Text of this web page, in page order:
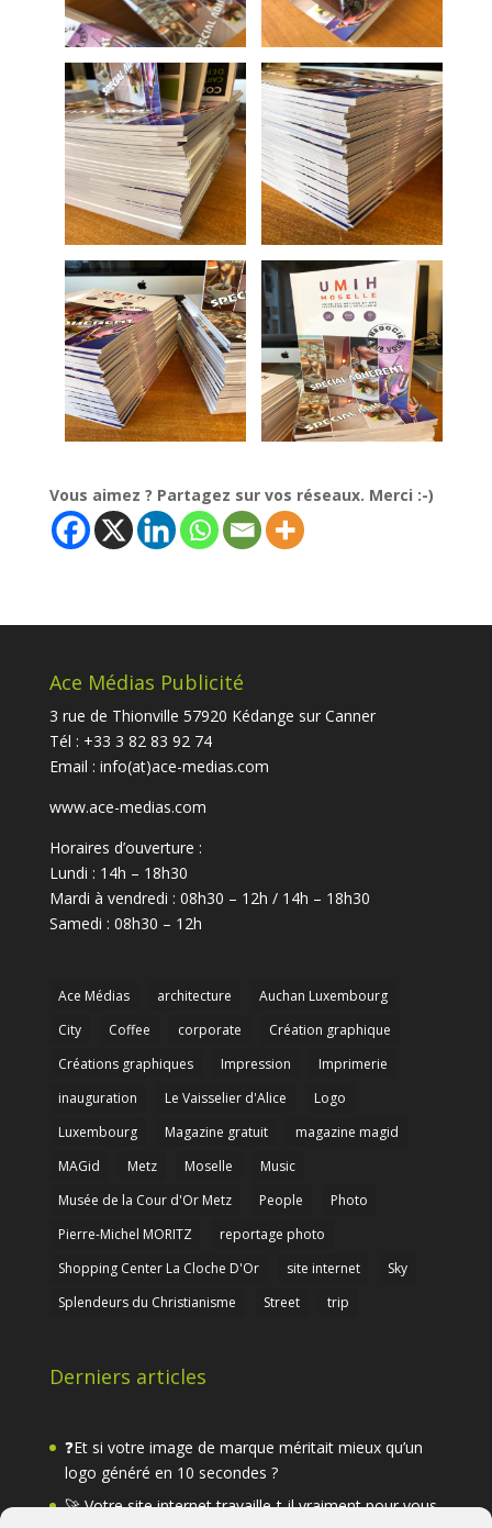
Vous aimez ? Partagez sur vos réseaux. Merci :-)
Ace Médias Publicité
3 rue de Thionville 57920 Kédange sur Canner
Tél : +33 3 82 83 92 74
Email : info(at)ace-medias.com
www.ace-medias.com
Horaires d’ouverture :
Lundi : 14h – 18h30
Mardi à vendredi : 08h30 – 12h / 14h – 18h30
Samedi : 08h30 – 12h
Ace Médias architecture
Auchan Luxembourg
City
Coffee corporate
Création graphique
Créations graphiques
Impression
Imprimerie
inauguration
Le Vaisselier d'Alice
Logo
Luxembourg
Magazine gratuit
magazine magid
MAGid
Metz Moselle
Music
Musée de la Cour d'Or Metz
People
Photo
Pierre-Michel MORITZ
reportage photo
Shopping Center La Cloche D'Or
site internet
Sky
Splendeurs du Christianisme
Street trip
Derniers articles
❓Et si votre image de marque méritait mieux qu’un
logo généré en 10 secondes ?
🚀 Votre site internet travaille-t-il vraiment pour vous